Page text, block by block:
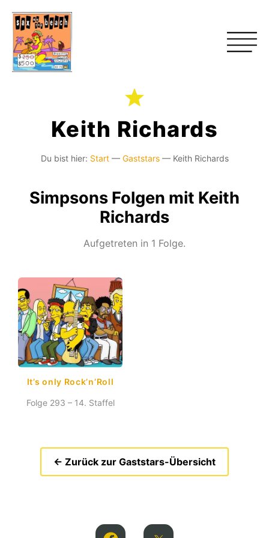
Keith Richards
Du bist hier: Start— Gaststars— Keith Richards
Simpsons Folgen mit Keith
Richards
Aufgetreten in 1 Folge.
It’s only Rock’n’Roll
Folge 293 – 14. Staffel
← Zurück zur Gaststars-Übersicht